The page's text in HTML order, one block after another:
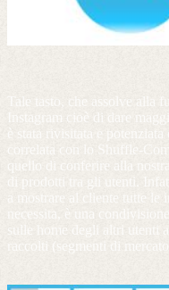
Tale tasto, che assolve alla
Instagram cioè di dare
è stata rivisitata e
correlata con lo Shuffle-
quello di conferire alla
di prodotti tra gli utenti.
a mostrare al cliente tutte le
necessita, è una
sulle home degli altri utenti
raccolti (segmenti di